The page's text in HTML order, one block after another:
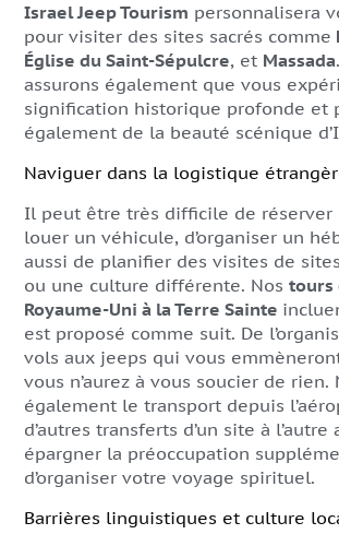
Israel Jeep Tourism personnalisera
pour visiter des sites sacrés comme
Église du Saint-Sépulcre, et Massada
assurons également que vous
signification historique profonde et
également de la beauté scénique
Naviguer dans la logistique
Il peut être très difficile de réserver
louer un véhicule, d’organiser un
aussi de planifier des visites de
ou une culture différente. Nos tours
Royaume-Uni à la Terre Sainte
est proposé comme suit. De
vols aux jeeps qui vous
vous n’aurez à vous soucier de rien.
également le transport depuis
d’autres transferts d’un site à
épargner la préoccupation
d’organiser votre voyage spirituel.
Barrières linguistiques et culture